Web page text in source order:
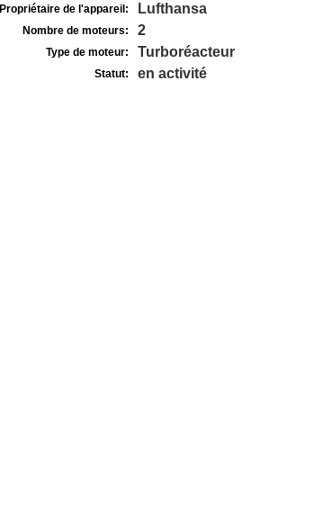
Propriétaire de l'appareil: Lufthansa
Nombre de moteurs: 2
Type de moteur: Turboréacteur
Statut: en activité